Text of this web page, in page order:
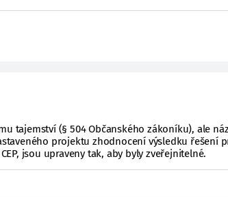
tajemství (§ 504 Občanského zákoníku), ale
projektu zhodnocení výsledku řešení
jsou upraveny tak, aby byly zveřejnitelné.